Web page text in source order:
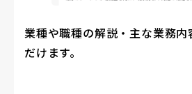
業種や職種の解説・主な業務
だけます。